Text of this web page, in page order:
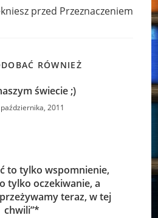
przed Przeznaczeniem
RÓWNIEŻ
świecie ;)
2011
to tylko wspomnienie,
tylko oczekiwanie, a
teraz, w tej
chwili”*